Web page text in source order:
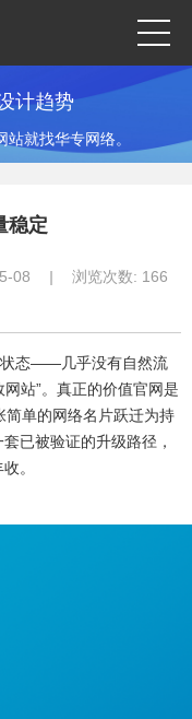
计趋势
就找华专网络。
稳定
08 | 浏览次数: 166
状态——几乎没有自然流
站”。真正的价值官网是
简单的网络名片跃迁为持
已被验证的升级路径，
。